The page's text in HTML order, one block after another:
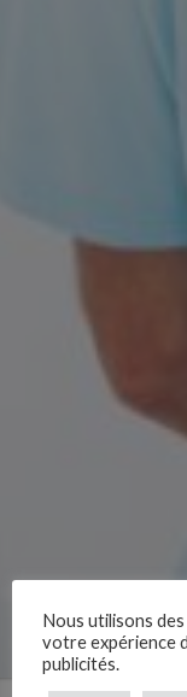
Nous utilisons
votre expérience
publicités.